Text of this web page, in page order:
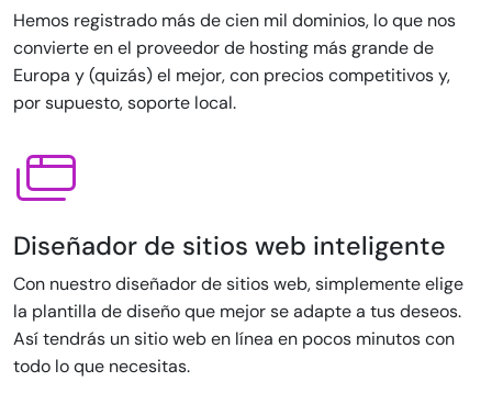
Hemos registrado más de cien mil dominios, lo que nos
convierte en el proveedor de hosting más grande de
Europa y (quizás) el mejor, con precios competitivos y,
por supuesto, soporte local.
Diseñador de sitios web inteligente
Con nuestro diseñador de sitios web, simplemente elige
la plantilla de diseño que mejor se adapte a tus deseos.
Así tendrás un sitio web en línea en pocos minutos con
todo lo que necesitas.